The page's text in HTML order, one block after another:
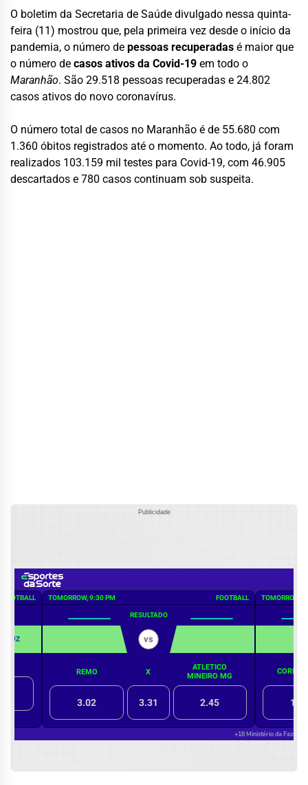
O boletim da Secretaria de Saúde divulgado nessa quinta-
feira (11) mostrou que, pela primeira vez desde o início da
pandemia, o número de pessoas recuperadas é maior que
o número de casos ativos da Covid-19 em todo o
Maranhão. São 29.518 pessoas recuperadas e 24.802
casos ativos do novo coronavírus.
O número total de casos no Maranhão é de 55.680 com
1.360 óbitos registrados até o momento. Ao todo, já foram
realizados 103.159 mil testes para Covid-19, com 46.905
descartados e 780 casos continuam sob suspeita.
Publicidade